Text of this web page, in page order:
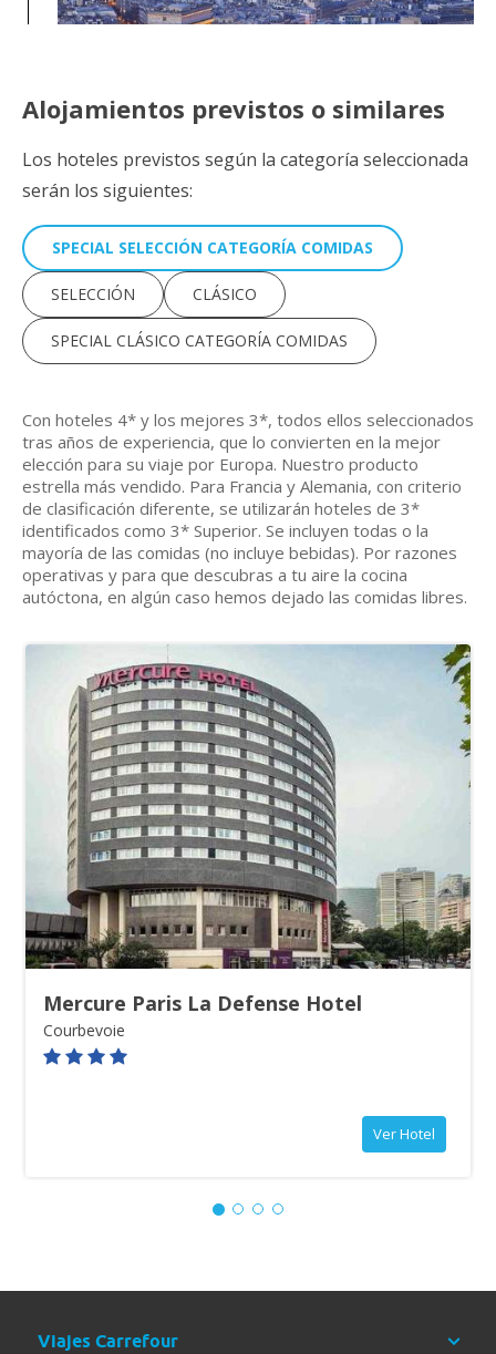
Día 3: PARÍS
Desayuno. Día libre para visitar alguno de sus muchos museos o
pasear por los diferentes barrios de la capital del Sena. Si lo
deseas podrás realizar una excursión opcional para conocer el
Descubrirás, además de sus maravillosos jardines, las salas más
célebres del palacio como la famosa Galería de los Espejos, la
capilla real, los aposentos privados, etc. Por la tarde, podrás
realizar la visita opcional a Montmartre, en la que descubrirás el
barrio bohemio de París con sus calles adoquinadas y sus
jardines empinados donde vivieron los pintores impresionistas.
Pasearás por el París antiguo hasta la basílica del Sagrado
Corazón, obra maestra del siglo XIX, con su impresionante vista
sobre la ciudad. Alojamiento.
RÉGIMEN Transporte ALOJAMIENTO
Día 4: PARÍS – CIUDAD ORIGEN
Desayuno. Tiempo libre hasta la hora que se indique el traslado
Alojamientos previstos o similares
Los hoteles previstos según la categoría seleccionada
serán los siguientes:
SPECIAL SELECCIÓN CATEGORÍA COMIDAS
SELECCIÓN CLÁSICO
SPECIAL CLÁSICO CATEGORÍA COMIDAS
Con hoteles 4* y los mejores 3*, todos ellos seleccionados
tras años de experiencia, que lo convierten en la mejor
elección para su viaje por Europa. Nuestro producto
estrella más vendido. Para Francia y Alemania, con criterio
de clasificación diferente, se utilizarán hoteles de 3*
identificados como 3* Superior. Se incluyen todas o la
mayoría de las comidas (no incluye bebidas). Por razones
operativas y para que descubras a tu aire la cocina
autóctona, en algún caso hemos dejado las comidas libres.
Mercure Paris La Defense Hotel
Courbevoie
Ver Hotel
Viajes Carrefour